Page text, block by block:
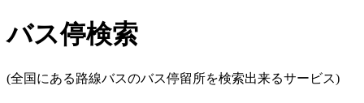
バス停検索
(全国にある路線バスのバス停留所を検索出来るサービス)